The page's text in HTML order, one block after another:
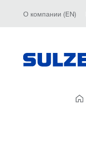
О компании (EN)